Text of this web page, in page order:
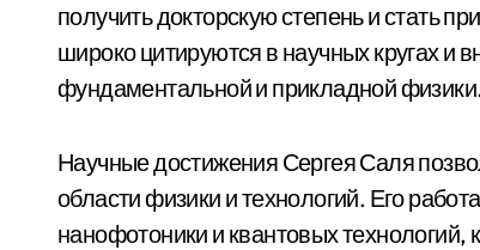
получить докторскую степень и стать
широко цитируются в научных кругах и
фундаментальной и прикладной
Научные достижения Сергея Саля
области физики и технологий. Его
нанофотоники и квантовых